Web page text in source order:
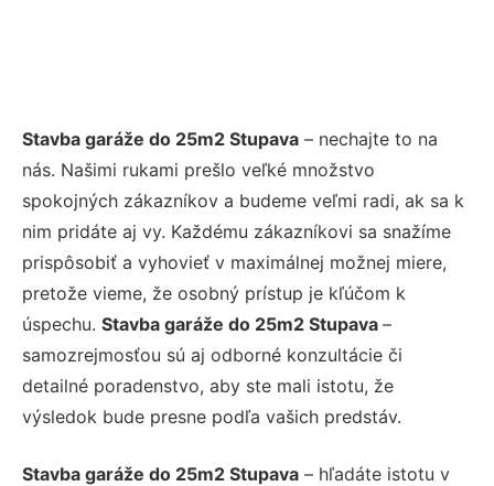
Stavba garáže do 25m2 Stupava – nechajte to na
nás. Našimi rukami prešlo veľké množstvo
spokojných zákazníkov a budeme veľmi radi, ak sa k
nim pridáte aj vy. Každému zákazníkovi sa snažíme
prispôsobiť a vyhovieť v maximálnej možnej miere,
pretože vieme, že osobný prístup je kľúčom k
úspechu. Stavba garáže do 25m2 Stupava –
samozrejmosťou sú aj odborné konzultácie či
detailné poradenstvo, aby ste mali istotu, že
výsledok bude presne podľa vašich predstáv.
Stavba garáže do 25m2 Stupava – hľadáte istotu v